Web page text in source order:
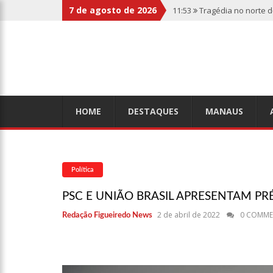
7 de agosto de 2026 11:53
Tragédia no norte
Linha Direta
11:39 Casal é torturado e
10:26 Estado Unidos
HOME DESTAQUES MANAUS
Política
PSC E UNIÃO BRASIL APRESENTAM
Redação Figueiredo News 2 de abril de 2022 0